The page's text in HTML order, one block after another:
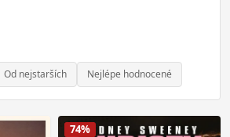
Od nejstarších Nejlépe hodnocené
74%